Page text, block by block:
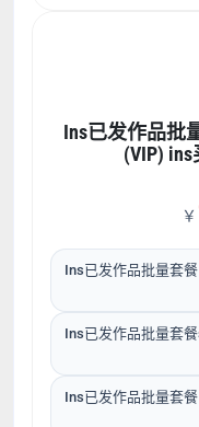
Ins已发作品批
￥
Ins已发作品批量套
Ins已发作品批量套
Ins已发作品批量套